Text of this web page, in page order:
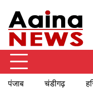
content
पंजाब चंडीगढ़